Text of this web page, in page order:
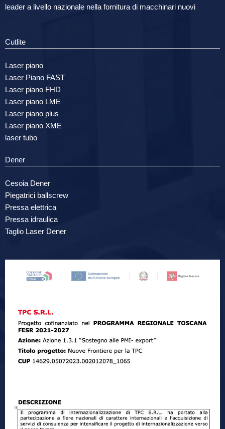
leader a livello nazionale nella fornitura di macchinari nuovi
Cutlite
Laser piano
Laser Piano FAST
Laser piano FHD
Laser piano LME
Laser piano plus
Laser piano XME
laser tubo
Dener
Cesoia Dener
Piegatrici ballscrew
Pressa elettrica
Pressa idraulica
Taglio Laser Dener